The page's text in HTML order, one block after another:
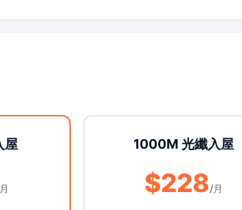
屋 1000M 光纖入屋
$228/月